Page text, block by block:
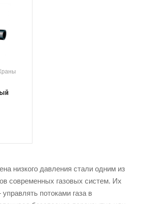
низкого давления стали одним из
современных газовых систем. Их
потоками газа в